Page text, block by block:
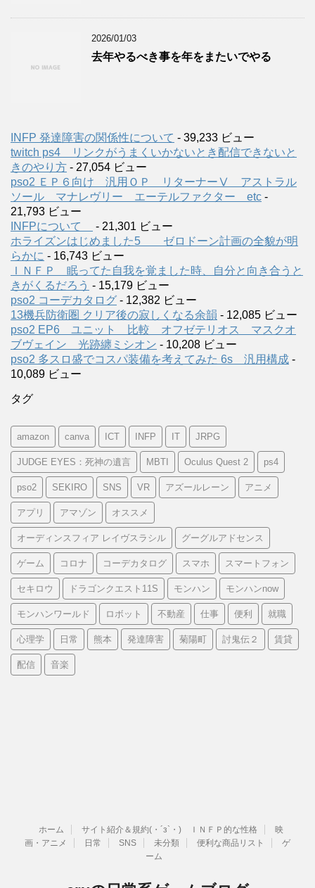
2026/01/03
去年やるべき事を年をまたいでやる
INFP 発達障害の関係性について - 39,233 ビュー
twitch ps4 リンクがうまくいかないとき配信できないと
きのやり方 - 27,054 ビュー
pso2 ＥＰ６向け 汎用ＯＰ リターナーⅤ アストラル
ソール マナレヴリー エーテルファクター etc -
21,793 ビュー
INFPについて
- 21,301 ビュー
ホライズンはじめました5 ゼロドーン計画の全貌が明
らかに - 16,743 ビュー
ＩＮＦＰ 眠ってた自我を覚ました時、自分と向き合うと
きがくるだろう - 15,179 ビュー
pso2 コーデカタログ - 12,382 ビュー
13機兵防衛圏 クリア後の寂しくなる余韻 - 12,085 ビュー
pso2 EP6 ユニット 比較 オフゼテリオス マスクオ
ブヴェイン 光跡纏ミシオン - 10,208 ビュー
pso2 多スロ盛でコスパ装備を考えてみた 6s 汎用構成 -
10,089 ビュー
タグ
amazon canva ICT INFP IT JRPG
JUDGE EYES：死神の遺言 MBTI Oculus Quest 2 ps4
pso2 SEKIRO SNS VR アズールレーン アニメ
アプリ アマゾン オススメ
オーディンスフィア レイヴスラシル グーグルアドセンス
ゲーム コロナ コーデカタログ スマホ スマートフォン
セキロウ ドラゴンクエスト11S モンハン モンハンnow
モンハンワールド ロボット 不動産 仕事 便利 就職
心理学 日常 熊本 発達障害 菊陽町 討鬼伝２ 賃貸
配信 音楽
ホーム サイト紹介＆規約(・´з`・) ＩＮＦＰ的な性格
映
画・アニメ
日常 SNS 未分類 便利な商品リスト
ゲ
ーム